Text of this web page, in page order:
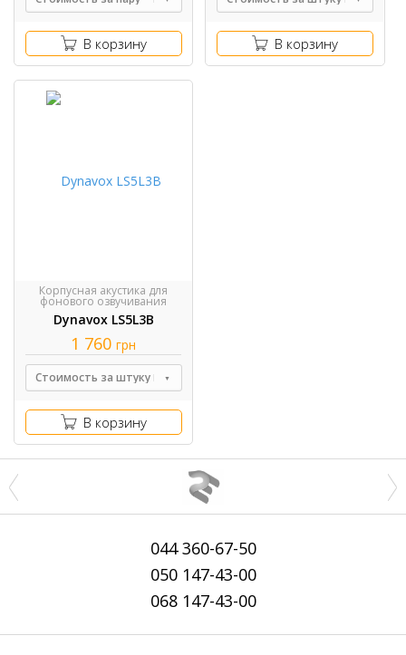
В корзину В корзину
Корпусная акустика для
фонового озвучивания
Dynavox LS5L3B
1 760 грн
Стоимость за штуку
В корзину
044360-67-50
050147-43-00
068147-43-00